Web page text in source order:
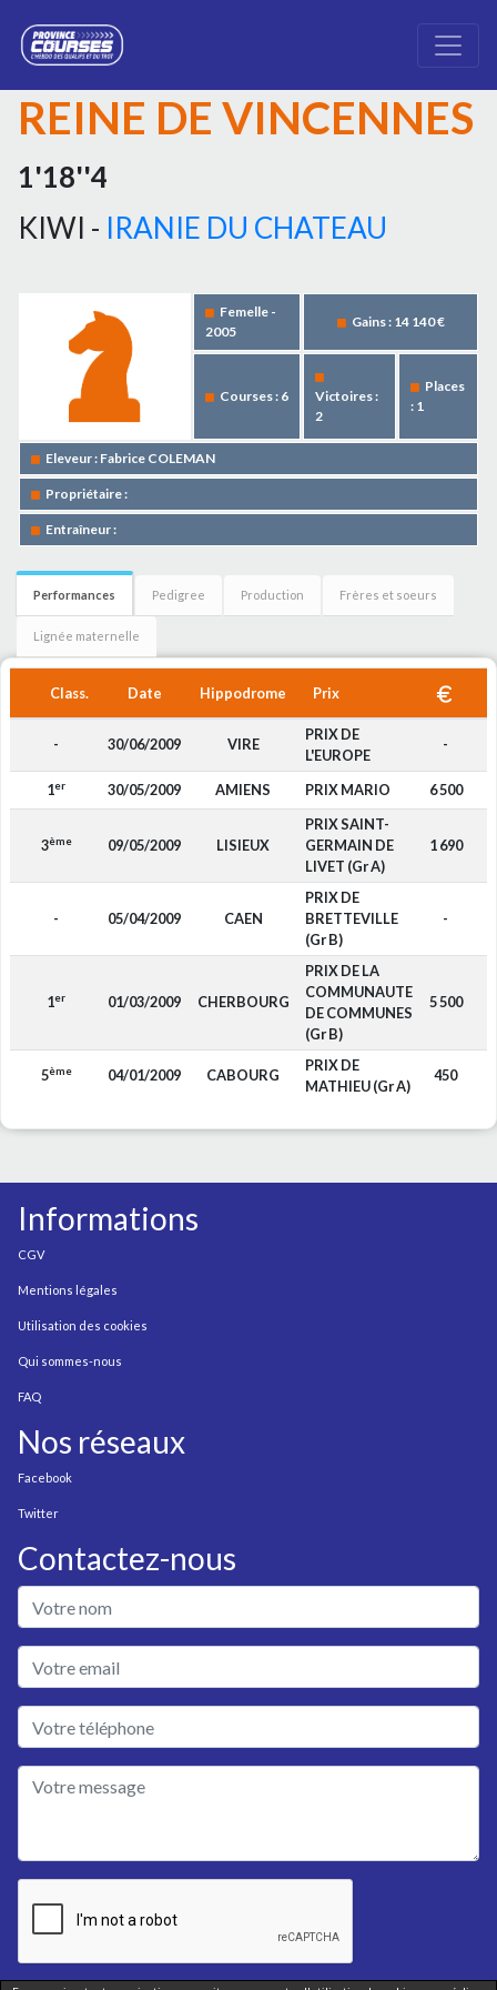
REINE DE VINCENNES
1'18''4
KIWI - IRANIE DU CHATEAU
Femelle -
2005
Gains : 14 140 €
Courses : 6
Victoires :
2
Places
: 1
Eleveur : Fabrice COLEMAN
Propriétaire :
Entraîneur :
Performances Pedigree Production Frères et soeurs
Lignée maternelle
Class. Date Hippodrome Prix
- 30/06/2009 VIRE
PRIX DE
L'EUROPE
-
1er 30/05/2009 AMIENS PRIX MARIO 6 500
3ème 09/05/2009 LISIEUX
PRIX SAINT-
GERMAIN DE
LIVET (Gr A)
1 690
- 05/04/2009 CAEN
PRIX DE
BRETTEVILLE
(Gr B)
-
1er 01/03/2009 CHERBOURG
PRIX DE LA
COMMUNAUTE
DE COMMUNES
(Gr B)
5 500
5ème 04/01/2009 CABOURG
PRIX DE
MATHIEU (Gr A)
450
Informations
CGV
Mentions légales
Utilisation des cookies
Qui sommes-nous
FAQ
Nos réseaux
Facebook
Twitter
Contactez-nous